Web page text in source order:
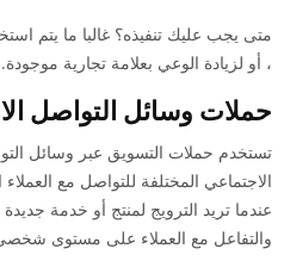
متى يجب عليك تنفيذه؟ غالبا ما يتم
، أو لزيادة الوعي بعلامة تجارية موجودة.
حملات وسائل التواصل
تستخدم حملات التسويق عبر وسائل
الاجتماعي المختلفة للتواصل مع
عندما تريد الترويج لمنتج أو خدمة جديدة
والتفاعل مع العملاء على مستوى